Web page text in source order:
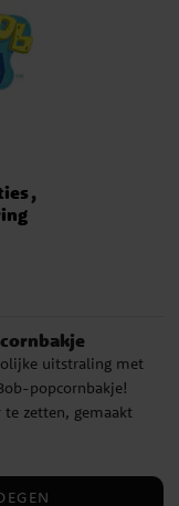
uitstraling met
popcornbakje!
zetten, gemaakt